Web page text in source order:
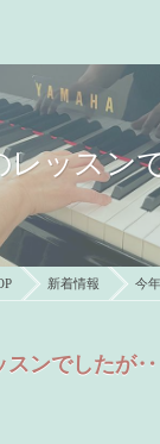
レッスン
新着情報 今
スンでしたが‥